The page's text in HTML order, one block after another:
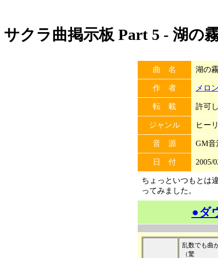
サクラ曲掲示板 Part 5 - 湖の
曲 名 湖の
作 者 メロ
転 載 許可
ジャンル ヒー
音 源 GM音
日 付 2005/
ちょっといつもとは
ってみました。
●ダ
乱数でも曲
（驚